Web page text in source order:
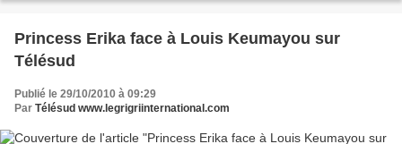
Princess Erika face à Louis Keumayou sur
Télésud
Publié le 29/10/2010 à 09:29
Par Télésud www.legrigriinternational.com